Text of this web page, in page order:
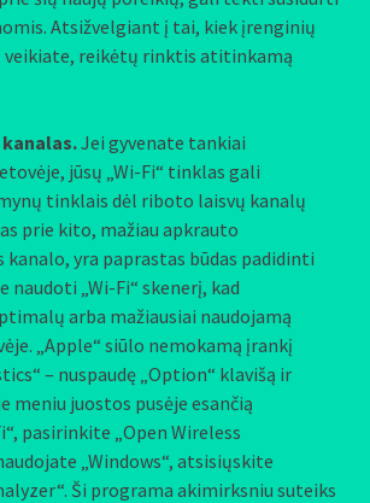
Atsižvelgiant į tai, kiek įrenginių
veikiate, reikėtų rinktis atitinkamą
Jei gyvenate tankiai
jūsų „Wi-Fi“ tinklas gali
tinklais dėl riboto laisvų kanalų
prie kito, mažiau apkrauto
yra paprastas būdas padidinti
naudoti „Wi-Fi“ skenerį, kad
arba mažiausiai naudojamą
„Apple“ siūlo nemokamą įrankį
– nuspaudę „Option“ klavišą ir
meniu juostos pusėje esančią
pasirinkite „Open Wireless
„Windows“, atsisiųskite
Ši programa akimirksniu suteiks